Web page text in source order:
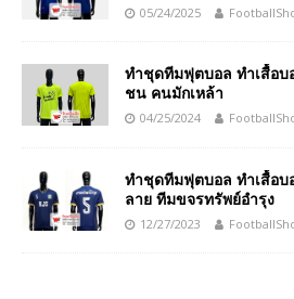
05/24/2025
ทำชุดทีมฟุตบอล ทำเสื้อ
ชน คนมักเหล้า
04/25/2024
ทำชุดทีมฟุตบอล ทำเสื้อบ
ลาย ทีมขจรทรัพย์อำรุง
12/27/2023